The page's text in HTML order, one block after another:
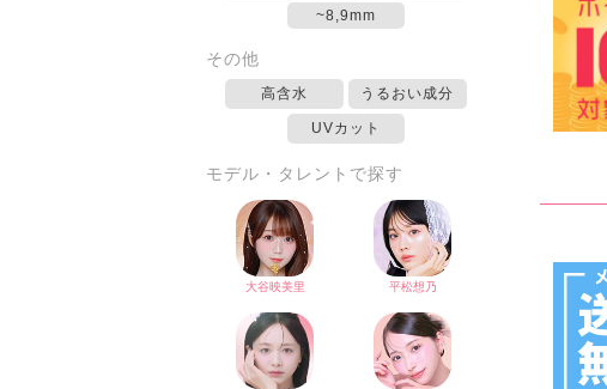
~8,9mm
その他
高含水 うるおい成分
UVカット
モデル・タレントで探す